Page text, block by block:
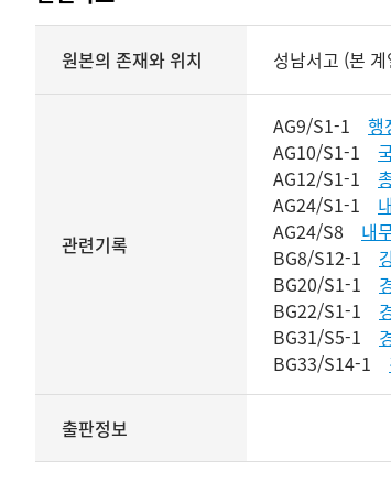
구조영역
원본의 존재와 위치 성남서고 (본
관련기록
AG9/S1-1
행
AG10/S1-1
AG12/S1-1
AG24/S1-1
AG24/S8
내
BG8/S12-1
BG20/S1-1
BG22/S1-1
BG31/S5-1
BG33/S14-1
출판정보